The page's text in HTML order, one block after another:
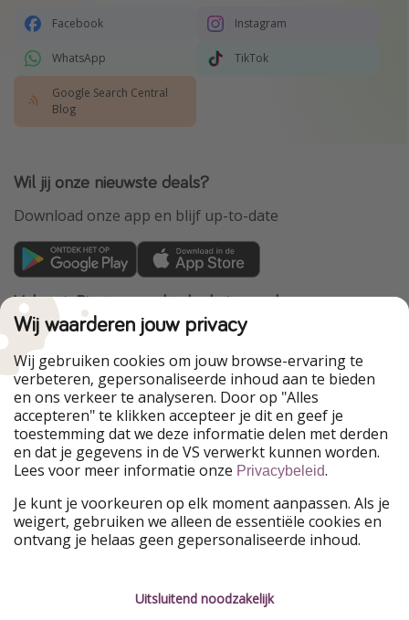
Facebook Instagram
WhatsApp TikTok
Google Search Central
Blog
Wil jij onze nieuwste deals?
Download onze app en blijf up-to-date
VakantiePiraten maakt deel uit van de
HolidayPirates Group
Onze markten
PiratinViaggio
HolidayPirates
WakacyjniPiraci
VoyagesPirates
Ferienpiraten
Urlaubspiraten
Urlaubspiraten
ViajerosPiratas
TravelPirates
HolidayPirates Group
Leer ons kennen Juridisch
Wij waarderen jouw privacy
Wij gebruiken cookies om jouw browse-ervaring te
verbeteren, gepersonaliseerde inhoud aan te bieden
en ons verkeer te analyseren. Door op "Alles
accepteren" te klikken accepteer je dit en geef je
toestemming dat we deze informatie delen met derden
en dat je gegevens in de VS verwerkt kunnen worden.
Lees voor meer informatie onze Privacybeleid.
Je kunt je voorkeuren op elk moment aanpassen. Als je
weigert, gebruiken we alleen de essentiële cookies en
ontvang je helaas geen gepersonaliseerde inhoud.
Uitsluitend noodzakelijk